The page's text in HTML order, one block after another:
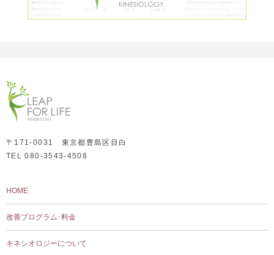
〒171-0031 東京都豊島区目白
TEL 080-3543-4508
HOME
改善プログラム･料金
キネシオロジーについて